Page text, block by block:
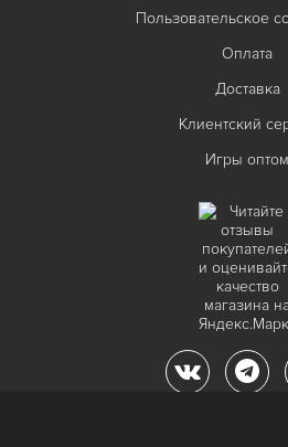
Пользовательское
Оплата
Доставка
Клиентский
Игры оптом